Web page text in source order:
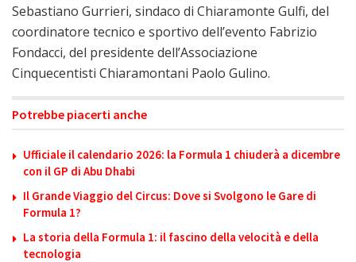
Sebastiano Gurrieri, sindaco di Chiaramonte Gulfi, del
coordinatore tecnico e sportivo dell’evento Fabrizio
Fondacci, del presidente dell’Associazione
Cinquecentisti Chiaramontani Paolo Gulino.
Potrebbe piacerti anche
Ufficiale il calendario 2026: la Formula 1 chiuderà a dicembre
con il GP di Abu Dhabi
Il Grande Viaggio del Circus: Dove si Svolgono le Gare di
Formula 1?
La storia della Formula 1: il fascino della velocità e della
tecnologia